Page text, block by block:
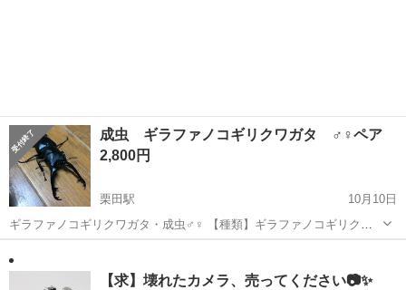
成虫 ギラファノコギリクワガタ ♂♀ペア
2,800円
栗田駅
10月10日
ギラファノコギリクワガタ・成虫♂♀ 【種類】ギラファノコギリクワ
ガタ 【♂】97mm 位 9月28日 羽化 【♀】50mm 位 9月20日 羽化
【求】壊れたカメラ、売ってください📷✨